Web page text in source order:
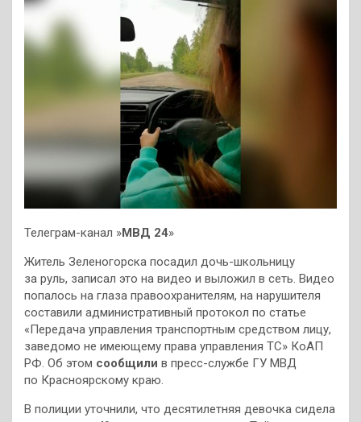
Телеграм-канал »МВД 24»
Житель Зеленогорска посадил дочь-школьницу
за руль, записал это на видео и выложил в сеть. Видео
попалось на глаза правоохранителям, на нарушителя
составили административный протокол по статье
«Передача управления транспортным средством лицу,
заведомо не имеющему права управления ТС» КоАП
РФ. Об этом сообщили в пресс-службе ГУ МВД
по Красноярскому краю.
В полиции уточнили, что десятилетняя девочка сидела